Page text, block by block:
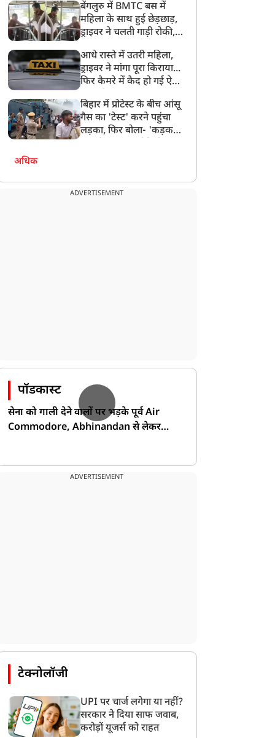
दिल छू लेगा Video
बेंगलुरु में BMTC बस में
महिला के साथ हुई छेड़छाड़,
ड्राइवर ने चलती गाड़ी रोकी,
दिया इलाज
आधे रास्ते में उतरी महिला,
ड्राइवर ने मांगा पूरा किराया...
फिर कैमरे में कैद हो गई ऐसी
वायरल
बिहार में प्रोटेस्ट के बीच आंसू
गैस का 'टेस्ट' करने पहुंचा
लड़का, फिर बोला- 'कड़क
अधिक
ADVERTISEMENT
पॉडकास्ट
सेना को गाली देने वालों पर भड़के पूर्व Air
Commodore, Abhinandan से लेकर
ADVERTISEMENT
टेक्नोलॉजी
UPI पर चार्ज लगेगा या नहीं?
सरकार ने दिया साफ जवाब,
करोड़ों यूजर्स को राहत